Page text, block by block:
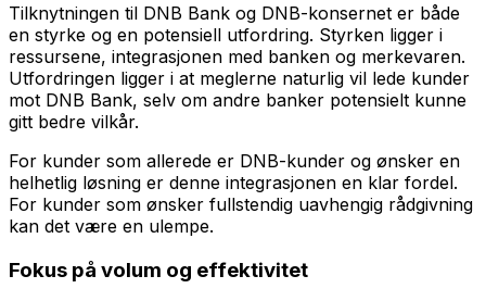
Tilknytningen til DNB Bank og DNB-konsernet er både
en styrke og en potensiell utfordring. Styrken ligger i
ressursene, integrasjonen med banken og merkevaren.
Utfordringen ligger i at meglerne naturlig vil lede kunder
mot DNB Bank, selv om andre banker potensielt kunne
gitt bedre vilkår.
For kunder som allerede er DNB-kunder og ønsker en
helhetlig løsning er denne integrasjonen en klar fordel.
For kunder som ønsker fullstendig uavhengig rådgivning
kan det være en ulempe.
Fokus på volum og effektivitet